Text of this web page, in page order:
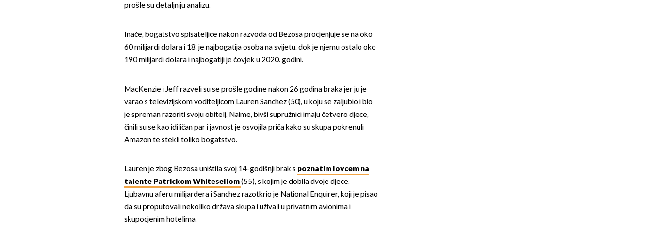
prošle su detaljniju analizu.
Inače, bogatstvo spisateljice nakon razvoda od Bezosa procjenjuje se na oko
60 milijardi dolara i 18. je najbogatija osoba na svijetu, dok je njemu ostalo oko
190 milijardi dolara i najbogatiji je čovjek u 2020. godini.
MacKenzie i Jeff razveli su se prošle godine nakon 26 godina braka jer ju je
varao s televizijskom voditeljicom Lauren Sanchez (50), u koju se zaljubio i bio
je spreman razoriti svoju obitelj. Naime, bivši supružnici imaju četvero djece,
činili su se kao idiličan par i javnost je osvojila priča kako su skupa pokrenuli
Amazon te stekli toliko bogatstvo.
Lauren je zbog Bezosa uništila svoj 14-godišnji brak s poznatim lovcem na
talente Patrickom Whitesellom(55), s kojim je dobila dvoje djece.
Ljubavnu aferu milijardera i Sanchez razotkrio je National Enquirer, koji je pisao
da su proputovali nekoliko država skupa i uživali u privatnim avionima i
skupocjenim hotelima.